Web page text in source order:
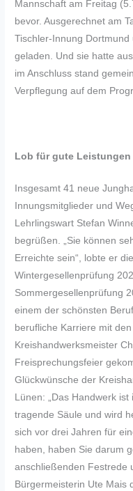
Mannschaft am Freitag
bevor. Ausgerechnet am
Tischler-Innung
geladen. Und sie hatte
im Anschluss stand
Verpflegung auf dem
Lob für gute Leistungen
Insgesamt 41 neue
Innungsmitglieder und
Lehrlingswart Stefan
begrüßen. „Sie können
Erreichte sein“, lobte er
Wintergesellenprüfung
Sommergesellenprüfung
einem der schönsten
berufliche Karriere mit
Kreishandwerksmeister
Freisprechungsfeier
Glückwünsche der
Lünen: „Das Handwerk
tragende Säule und wird
sich vor drei Jahren für
haben, haben Sie darum
anschließenden Festrede
Bürgermeisterin Ute Mais